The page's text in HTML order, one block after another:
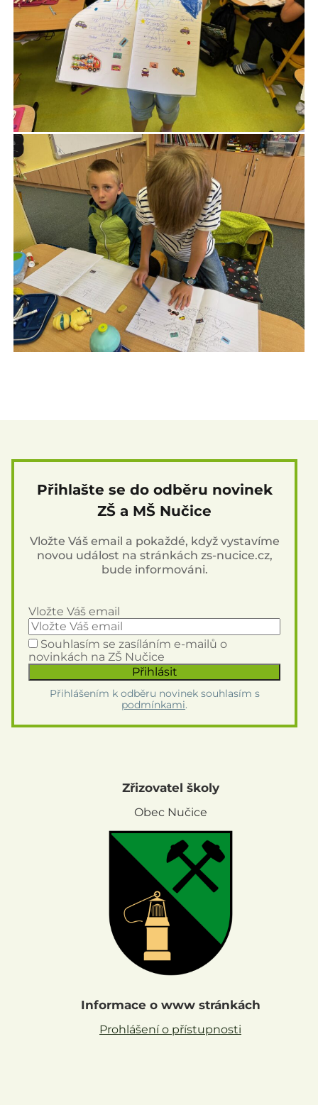
Přihlašte se do odběru novinek
ZŠ a MŠ Nučice
Vložte Váš email a pokaždé, když vystavíme
novou událost na stránkách zs-nucice.cz,
bude informováni.
Vložte Váš email
Souhlasím se zasíláním e-mailů o
novinkách na ZŠ Nučice
Přihlášením k odběru novinek souhlasím s
podmínkami.
Zřizovatel školy
Obec Nučice
Informace o www stránkách
Prohlášení o přístupnosti